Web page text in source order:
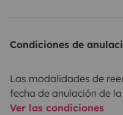
Condiciones de
Las modalidades de
fecha de anulación de
Ver las condiciones